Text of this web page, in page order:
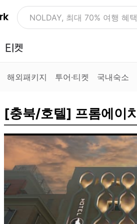
티켓 선착순 쿠폰 & 매주 새
해외패키지 투어·티켓 국내숙소
[충북/호텔] 프롬에이